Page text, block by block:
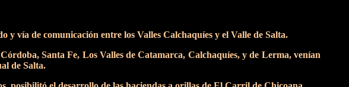
vía de comunicación entre los Valles Calchaquíes y el Valle de Salta.
Santa Fe, Los Valles de Catamarca, Calchaquíes, y de Lerma, venían
de Salta.